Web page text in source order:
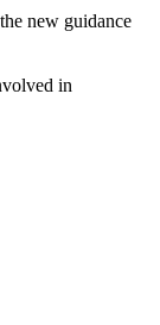
new guidance
in